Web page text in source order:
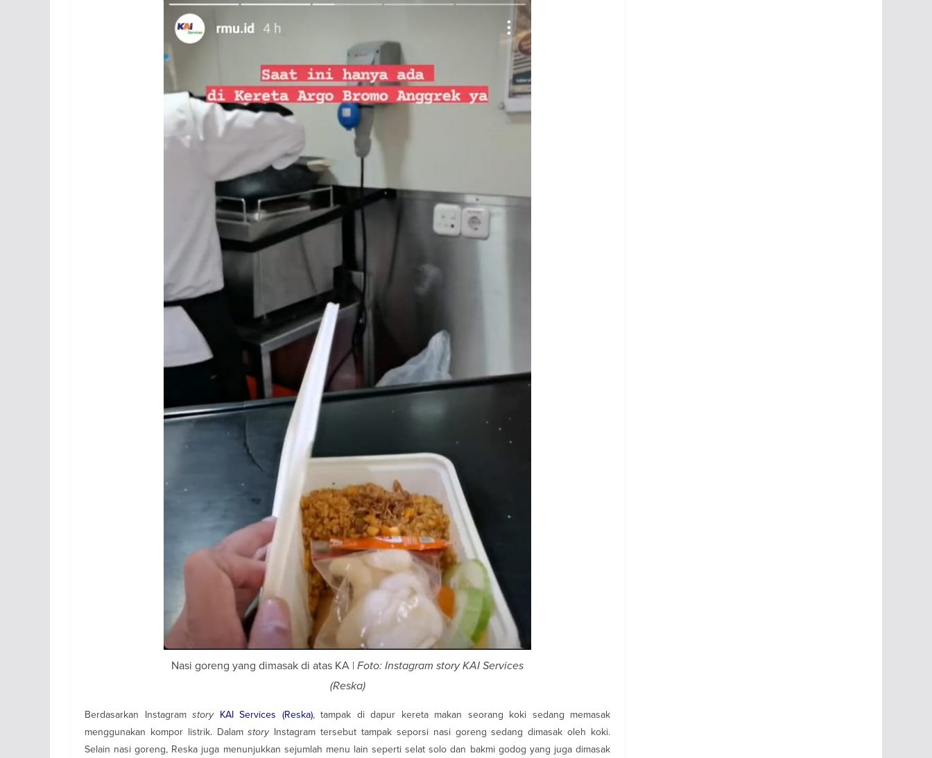
Nasi goreng yang dimasak di atas KA | Foto: Instagram story KAI Services
(Reska)
Berdasarkan Instagram story KAI Services (Reska), tampak di dapur kereta makan seorang koki sedang memasak
menggunakan kompor listrik. Dalamstory Instagram tersebut tampak seporsi nasi goreng sedang dimasak oleh koki.
Selain nasi goreng, Reska juga menunjukkan sejumlah menu lain seperti selat solo dan bakmi godog yang juga dimasak